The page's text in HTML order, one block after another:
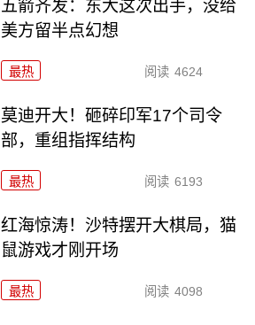
五箭齐发：东大这次出手，没给
美方留半点幻想
最热 阅读 4624
莫迪开大！砸碎印军17个司令
部，重组指挥结构
最热 阅读 6193
红海惊涛！沙特摆开大棋局，猫
鼠游戏才刚开场
最热 阅读 4098